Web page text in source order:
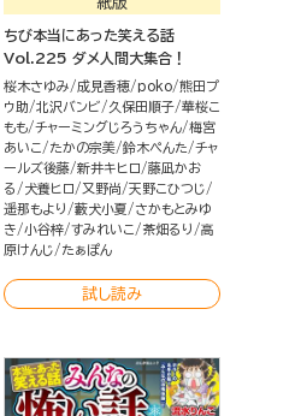
ちび本当にあった笑える話
Vol.225 ダメ人間大集合！
桜木さゆみ 成見香穂 poko 熊田プ
ウ助
北沢バンビ 久保田順子 華桜こ
もも チャーミングじろうちゃん 梅宮
あいこ
たかの宗美 鈴木ぺんた
チャ
ールズ後藤 新井キヒロ
藤凪かお
る
犬養ヒロ 又野尚
天野こひつじ
遥那もより
藪犬小夏
さかもとみゆ
き
小谷梓 すみれいこ 茶畑るり
高
原けんじ
たぁぽん
試し読み